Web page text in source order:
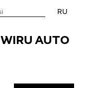
WIRU AUTO
RU